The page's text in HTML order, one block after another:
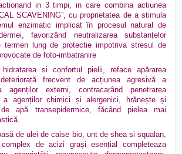
in 3 timpi, in care combina actiunea
SCAVENING”, cu proprietatea de a stimula
enzimatic implicat în procesul natural de
favorizând neutralizarea substanțelor
lung de protectie impotriva stresul de
de foto-imbatranire
si confortul pielii, reface apărarea
frecvent de acțiunea agresivă a
externi, contracarând penetrarea
a agenților chimici și alergenici, hrănește și
apă transepidermice, făcând pielea mai
de ulei de caise bio, unt de shea si squalan,
de acizi grași esențial completeaza